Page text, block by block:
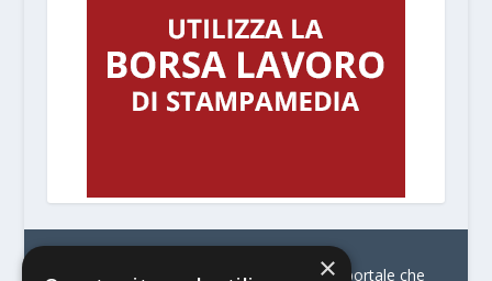
© Stratego Group – stampamedia.net è il portale che
×